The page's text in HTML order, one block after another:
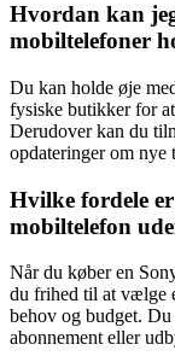
Hvordan kan
mobiltelefoner
Du kan holde øje
fysiske butikker for
Derudover kan du
opdateringer om nye
Hvilke fordele
mobiltelefon
Når du køber en
du frihed til at vælge
behov og budget.
abonnement eller